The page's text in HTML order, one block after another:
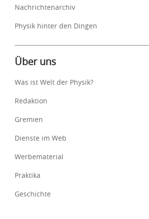
Nachrichtenarchiv
Physik hinter den Dingen
Über uns
Was ist Welt der Physik?
Redaktion
Gremien
Dienste im Web
Werbematerial
Praktika
Geschichte